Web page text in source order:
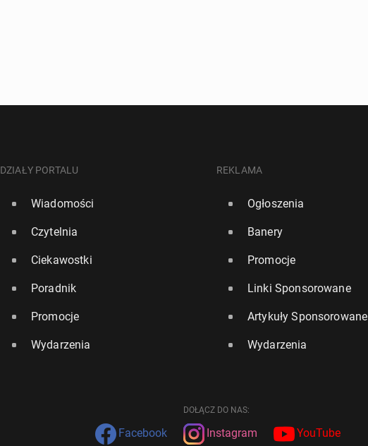
DZIAŁY PORTALU
Wiadomości
Czytelnia
Ciekawostki
Poradnik
Promocje
Wydarzenia
REKLAMA
Ogłoszenia
Banery
Promocje
Linki Sponsorowane
Artykuły Sponsorowane
Wydarzenia
DOŁĄCZ DO NAS:
Facebook Instagram YouTube